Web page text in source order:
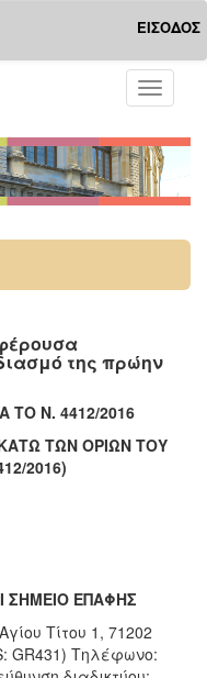
ΕΙΣΟΔΟΣ
Toggle
της πρώην
ΤΟ Ν. 4412/2016
ΤΩΝ ΟΡΙΩΝ ΤΟΥ
2016)
ΣΗΜΕΙΟ ΕΠΑΦΗΣ
Τίτου 1, 71202
GR431) Τηλέφωνο: